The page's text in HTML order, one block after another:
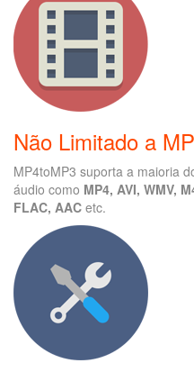
Não Limitado a
MP4toMP3 suporta a maioria
áudio como MP4, AVI, WMV,
FLAC, AAC etc.